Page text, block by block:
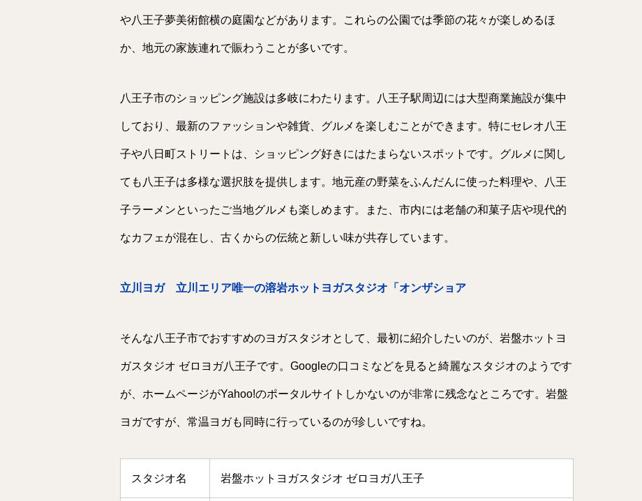
や八王子夢美術館横の庭園などがあります。これらの公園では季節の花々が楽しめるほ
か、地元の家族連れで賑わうことが多いです。
八王子市のショッピング施設は多岐にわたります。八王子駅周辺には大型商業施設が集中
しており、最新のファッションや雑貨、グルメを楽しむことができます。特にセレオ八王
子や八日町ストリートは、ショッピング好きにはたまらないスポットです。グルメに関し
ても八王子は多様な選択肢を提供します。地元産の野菜をふんだんに使った料理や、八王
子ラーメンといったご当地グルメも楽しめます。また、市内には老舗の和菓子店や現代的
なカフェが混在し、古くからの伝統と新しい味が共存しています。
立川ヨガ 立川エリア唯一の溶岩ホットヨガスタジオ「オンザショア
そんな八王子市でおすすめのヨガスタジオとして、最初に紹介したいのが、岩盤ホットヨ
ガスタジオ ゼロヨガ八王子です。Googleの口コミなどを見ると綺麗なスタジオのようです
が、ホームページがYahoo!のポータルサイトしかないのが非常に残念なところです。岩盤
ヨガですが、常温ヨガも同時に行っているのが珍しいですね。
スタジオ名 岩盤ホットヨガスタジオ ゼロヨガ八王子